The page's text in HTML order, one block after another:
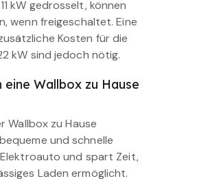
kW gedrosselt, können
wenn freigeschaltet. Eine
Kosten für die
kW sind jedoch nötig.
Wallbox zu Hause
Wallbox zu Hause
und schnelle
und spart Zeit,
Laden ermöglicht.